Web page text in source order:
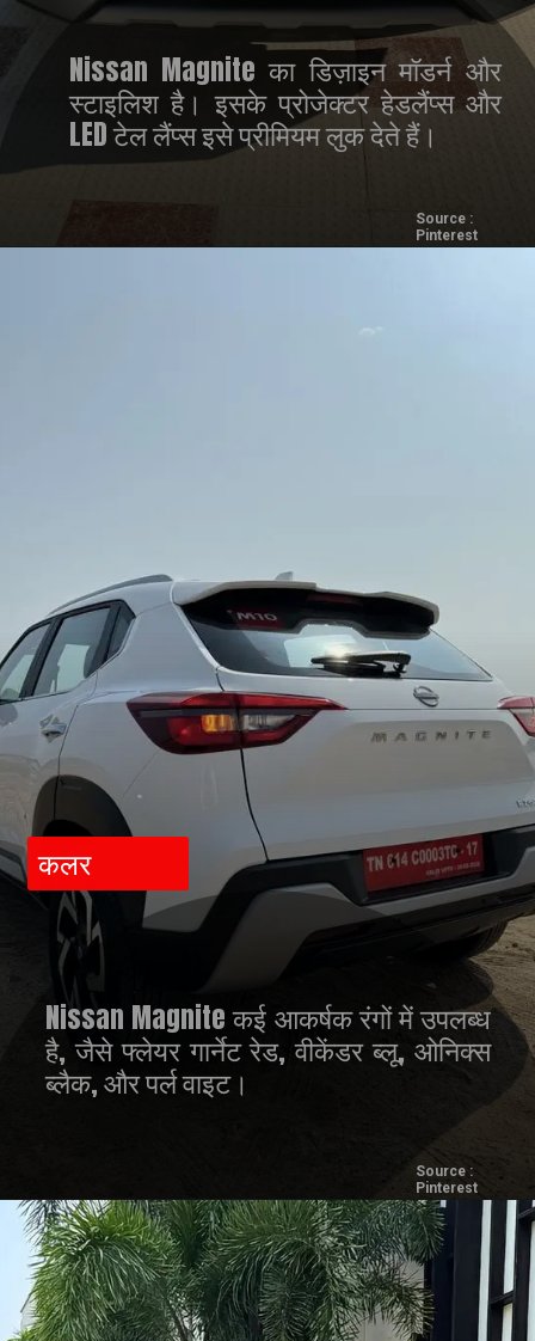
Nissan Magnite का डिज़ाइन मॉडर्न और
स्टाइलिश है। इसके प्रोजेक्टर हेडलैंप्स और
LED टेल लैंप्स इसे प्रीमियम लुक देते हैं।
Source :
Pinterest
Nissan Magnite कई आकर्षक रंगों में उपलब्ध
है, जैसे फ्लेयर गार्नेट रेड, वीकेंडर ब्लू, ओनिक्स
ब्लैक, और पर्ल वाइट।
कलर
Source :
Pinterest